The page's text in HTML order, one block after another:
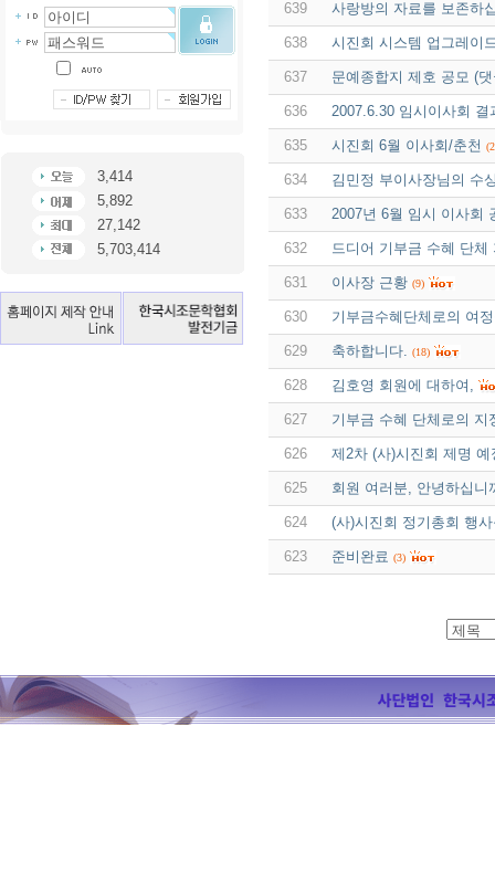
3,414
5,892
27,142
5,703,414
639 사랑방의 자료를 보존하
638 시진회 시스템 업그레이
637 문예종합지 제호 공모 (
636 2007.6.30 임시이사회 결
635 시진회 6월 이사회/춘천
634 김민정 부이사장님의 수
633 2007년 6월 임시 이사회
632 드디어 기부금 수혜 단체
631 이사장 근황 (9)
630 기부금수혜단체로의 여
629 축하합니다. (18)
628 김호영 회원에 대하여,
627 기부금 수혜 단체로의 지
626 제2차 (사)시진회 제명
625 회원 여러분, 안녕하십니
624 (사)시진회 정기총회 행
623 준비완료 (3)